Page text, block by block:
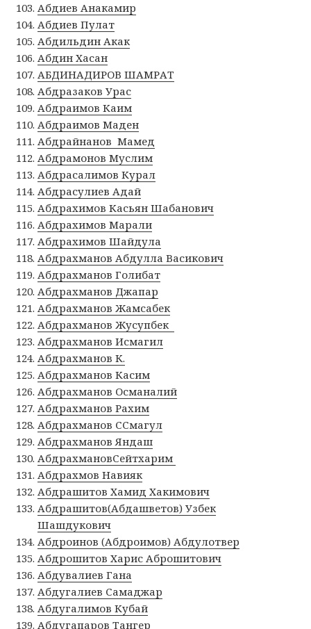
Абдиев Анакамир
Абдиев Пулат
Абдильдин Акак
Абдин Хасан
АБДИНАДИРОВ ШАМРАТ
Абдразаков Урас
Абдраимов Каим
Абдраимов Маден
Абдрайнанов Мамед
Абдрамонов Муслим
Абдрасалимов Курал
Абдрасулиев Адай
Абдрахимов Касьян Шабанович
Абдрахимов Марали
Абдрахимов Шайдула
Абдрахманов Абдулла Васикович
Абдрахманов Голибат
Абдрахманов Джапар
Абдрахманов Жамсабек
Абдрахманов Жусупбек
Абдрахманов Исмагил
Абдрахманов К.
Абдрахманов Касим
Абдрахманов Османалий
Абдрахманов Рахим
Абдрахманов ССмагул
Абдрахманов Яндаш
АбдрахмановСейтхарим
Абдрахмов Навияк
Абдрашитов Хамид Хакимович
Абдрашитов(Абдашветов) Узбек
Шашдукович
Абдроинов (Абдроимов) Абдулотвер
Абдрошитов Харис Аброшитович
Абдувалиев Гана
Абдугалиев Самаджар
Абдугалимов Кубай
Абдугапаров Тангер